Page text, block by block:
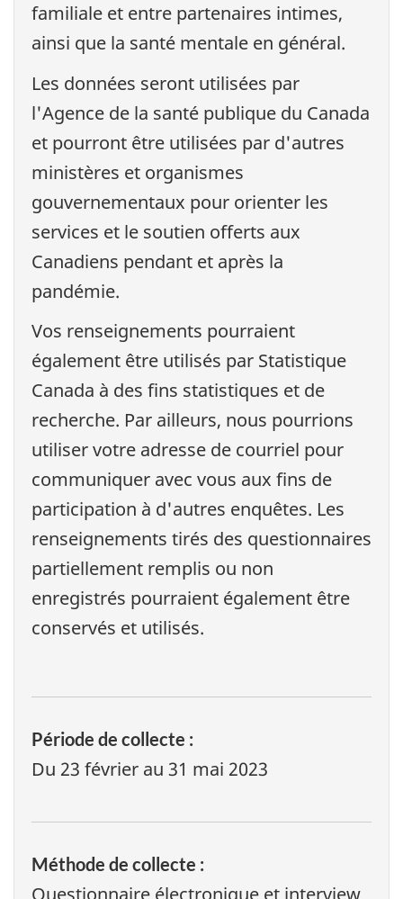
familiale et entre partenaires intimes,
ainsi que la santé mentale en général.
Les données seront utilisées par
l'Agence de la santé publique du Canada
et pourront être utilisées par d'autres
ministères et organismes
gouvernementaux pour orienter les
services et le soutien offerts aux
Canadiens pendant et après la
pandémie.
Vos renseignements pourraient
également être utilisés par Statistique
Canada à des fins statistiques et de
recherche. Par ailleurs, nous pourrions
utiliser votre adresse de courriel pour
communiquer avec vous aux fins de
participation à d'autres enquêtes. Les
renseignements tirés des questionnaires
partiellement remplis ou non
enregistrés pourraient également être
conservés et utilisés.
Période de collecte :
Du 23 février au 31 mai 2023
Méthode de collecte :
Questionnaire électronique et interview